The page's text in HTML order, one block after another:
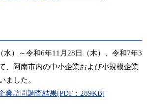
水）～令和6年11月28日（木）、令和7年3
、阿南市内の中小企業および小規模企業
ました。
業訪問調査結果[PDF：289KB]